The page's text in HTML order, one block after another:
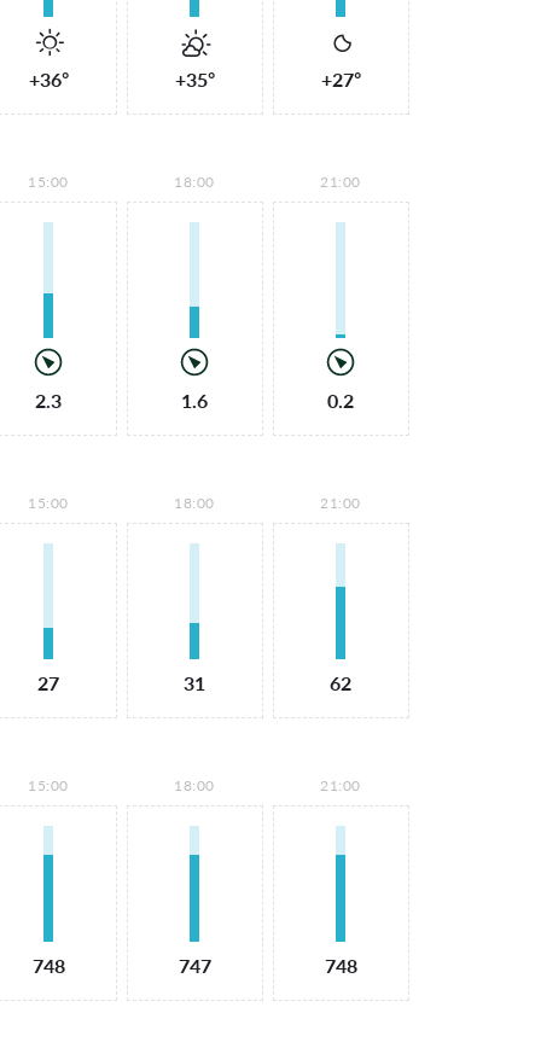
+36° +35° +27°
15:00
2.3
18:00
1.6
21:00
0.2
15:00
27
18:00
31
21:00
62
15:00
748
18:00
747
21:00
748